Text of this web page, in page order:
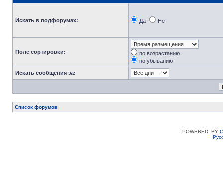
Искать в подфорумах: Да Нет
Поле сортировки:
по возрастанию
по убыванию
Искать сообщения за:
Список форумов
POWERED_BY